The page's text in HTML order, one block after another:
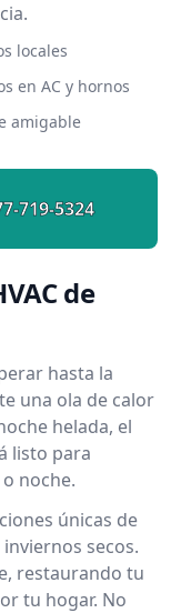
locales
en AC y hornos
amigable
719-5324
de
hasta la
una ola de calor
helada, el
listo para
noche.
únicas de
secos.
restaurando tu
tu hogar. No